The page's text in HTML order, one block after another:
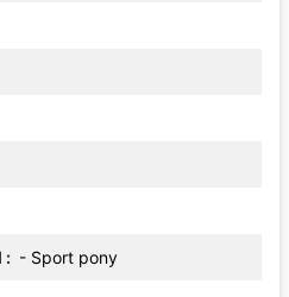
- Sport pony